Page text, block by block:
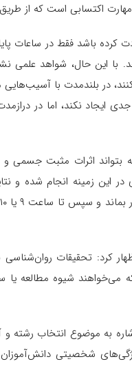
اکتسابی است که از
کرده باشد فقط در ساعات
با این حال، شواهد
در بلندمدت با
نکند، اما در
بتواند اثرات مثبت جسمی
این زمینه انجام شده و
کرد: تحقیقات
می‌خواهند شیوه مطالعه
به موضوع انتخاب رشته
شخصیتی